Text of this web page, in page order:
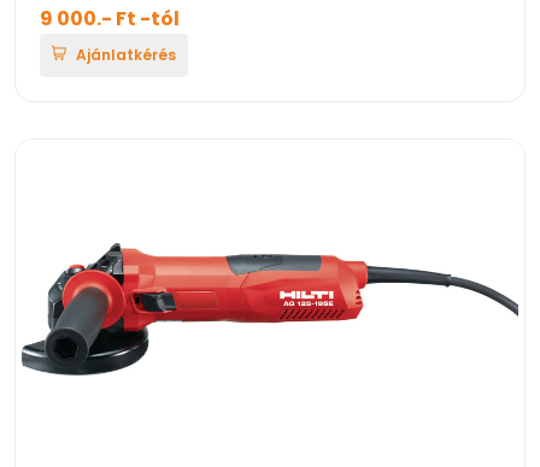
9 000.- Ft -tól
Ajánlatkérés